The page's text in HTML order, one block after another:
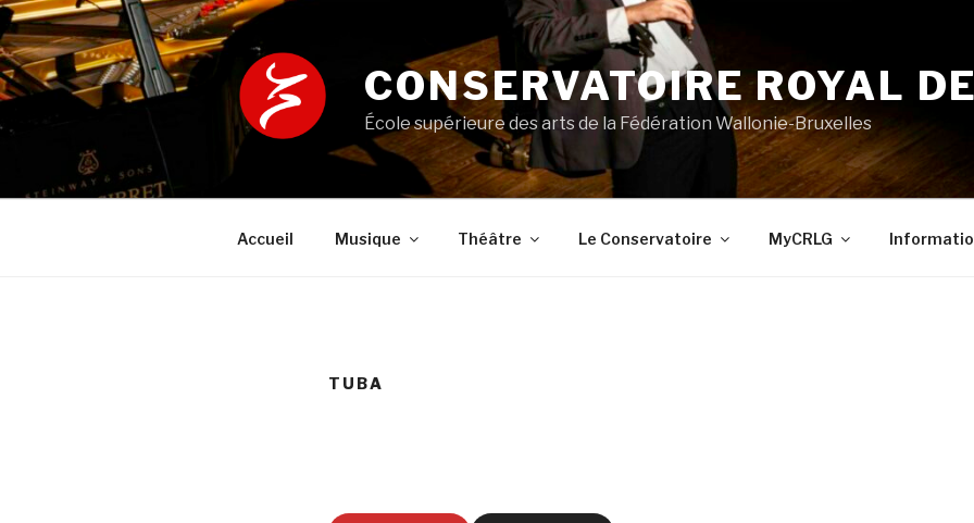
Aller
au
contenu
principal
CONSERVATOIRE ROYAL
École supérieure des arts de la Fédération Wallonie-Bruxelles
Accueil Musique Théâtre Le Conservatoire MyCRLG
TUBA